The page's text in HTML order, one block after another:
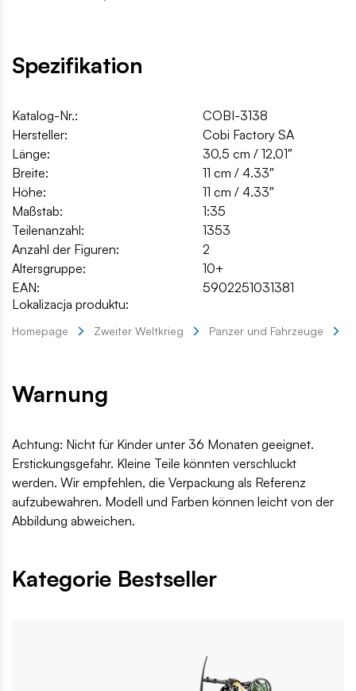
Spezifikation
Katalog-Nr.:
COBI-3138
Hersteller:
Cobi Factory SA
Länge:
30,5 cm / 12,01″
Breite:
11 cm / 4.33″
Höhe:
11 cm / 4.33″
Maßstab:
1:35
Teilenanzahl:
1353
Anzahl der Figuren:
2
Altersgruppe:
10+
EAN:
5902251031381
Lokalizacja produktu:
Homepage Zweiter Weltkrieg Panzer und Fahrzeuge
Warnung
Achtung: Nicht für Kinder unter 36 Monaten geeignet.
Erstickungsgefahr. Kleine Teile könnten verschluckt
werden. Wir empfehlen, die Verpackung als Referenz
aufzubewahren. Modell und Farben können leicht von der
Abbildung abweichen.
Kategorie Bestseller